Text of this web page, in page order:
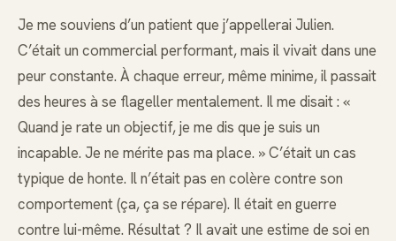
Je me souviens d’un patient que j’appellerai Julien.
C’était un commercial performant, mais il vivait dans une
peur constante. À chaque erreur, même minime, il passait
des heures à se flageller mentalement. Il me disait : «
Quand je rate un objectif, je me dis que je suis un
incapable. Je ne mérite pas ma place. » C’était un cas
typique de honte. Il n’était pas en colère contre son
comportement (ça, ça se répare). Il était en guerre
contre lui-même. Résultat ? Il avait une estime de soi en